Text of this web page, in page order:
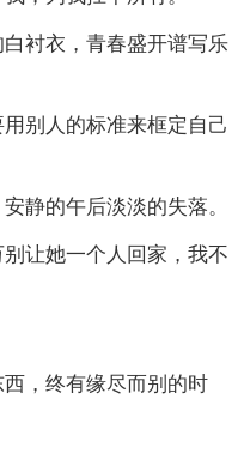
衬衣，青春盛开谱写乐
别人的标准来框定自己
静的午后淡淡的失落。
让她一个人回家，我不
，终有缘尽而别的时